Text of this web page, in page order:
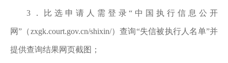
3．比选申请人需登录“中国执行信息公开
网”（zxgk.court.gov.cn/shixin/）查询“失信被执行人名单”并
提供查询结果网页截图；